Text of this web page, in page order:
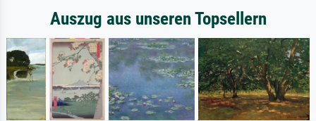
Auszug aus unseren Topsellern